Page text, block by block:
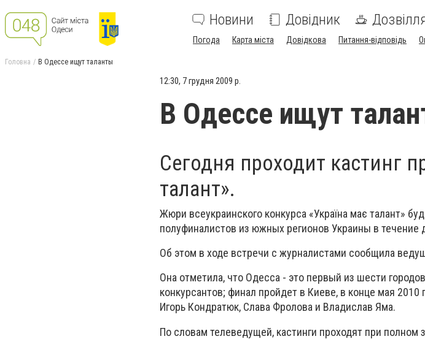
Новини Довідник
Погода Карта міста Довідкова Питання-відповідь
Головна В Одессе ищут таланты
12:30, 7 грудня 2009 р.
В Одессе ищут
Сегодня проходит кастинг
талант».
Жюри всеукраинского конкурса «Україна має талант»
полуфиналистов из южных регионов Украины в течение
Об этом в ходе встречи с журналистами сообщила
Она отметила, что Одесса - это первый из шести
конкурсантов; финал пройдет в Киеве, в конце мая
Игорь Кондратюк, Слава Фролова и Владислав Яма.
По словам телеведущей, кастинги проходят при полном